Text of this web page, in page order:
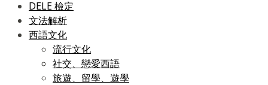
DELE 檢定
文法解析
西語文化
流行文化
社交、戀愛西語
旅遊、留學、遊學